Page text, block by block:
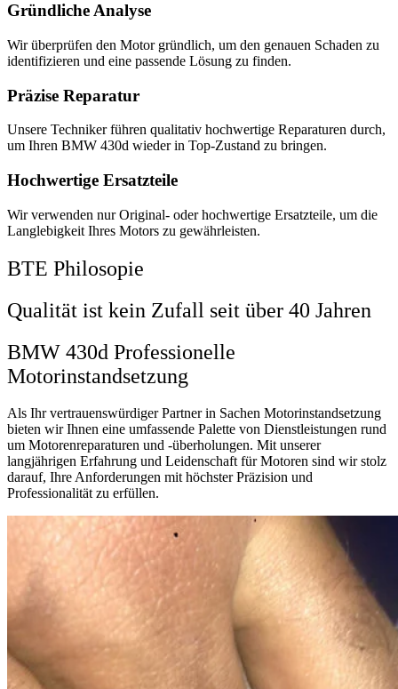
Gründliche Analyse
Wir überprüfen den Motor gründlich, um den genauen Schaden zu
identifizieren und eine passende Lösung zu finden.
Präzise Reparatur
Unsere Techniker führen qualitativ hochwertige Reparaturen durch,
um Ihren BMW 430d wieder in Top-Zustand zu bringen.
Hochwertige Ersatzteile
Wir verwenden nur Original- oder hochwertige Ersatzteile, um die
Langlebigkeit Ihres Motors zu gewährleisten.
BTE Philosopie
Qualität ist kein Zufall seit über 40 Jahren
BMW 430d Professionelle
Motorinstandsetzung
Als Ihr vertrauenswürdiger Partner in Sachen Motorinstandsetzung
bieten wir Ihnen eine umfassende Palette von Dienstleistungen rund
um Motorenreparaturen und -überholungen. Mit unserer
langjährigen Erfahrung und Leidenschaft für Motoren sind wir stolz
darauf, Ihre Anforderungen mit höchster Präzision und
Professionalität zu erfüllen.